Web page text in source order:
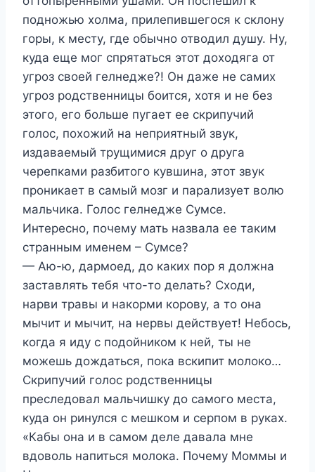
подножью холма, прилепившегося к склону
горы, к месту, где обычно отводил душу. Ну,
куда еще мог спрятаться этот доходяга от
угроз своей гелнедже?! Он даже не самих
угроз родственницы боится, хотя и не без
этого, его больше пугает ее скрипучий
голос, похожий на неприятный звук,
издаваемый трущимися друг о друга
черепками разбитого кувшина, этот звук
проникает в самый мозг и парализует волю
мальчика. Голос гелнедже Сумсе.
Интересно, почему мать назвала ее таким
странным именем – Сумсе?
— Аю-ю, дармоед, до каких пор я должна
заставлять тебя что-то делать? Сходи,
нарви травы и накорми корову, а то она
мычит и мычит, на нервы действует! Небось,
когда я иду с подойником к ней, ты не
можешь дождаться, пока вскипит молоко…
Скрипучий голос родственницы
преследовал мальчишку до самого места,
куда он ринулся с мешком и серпом в руках.
«Кабы она и в самом деле давала мне
вдоволь напиться молока. Почему Моммы и